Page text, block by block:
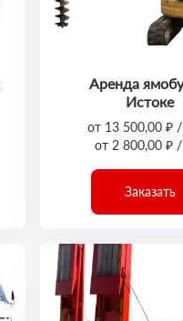
Аренда
Истоке
от 13 500,00 ₽
от 2 800,00 ₽ /
Заказать